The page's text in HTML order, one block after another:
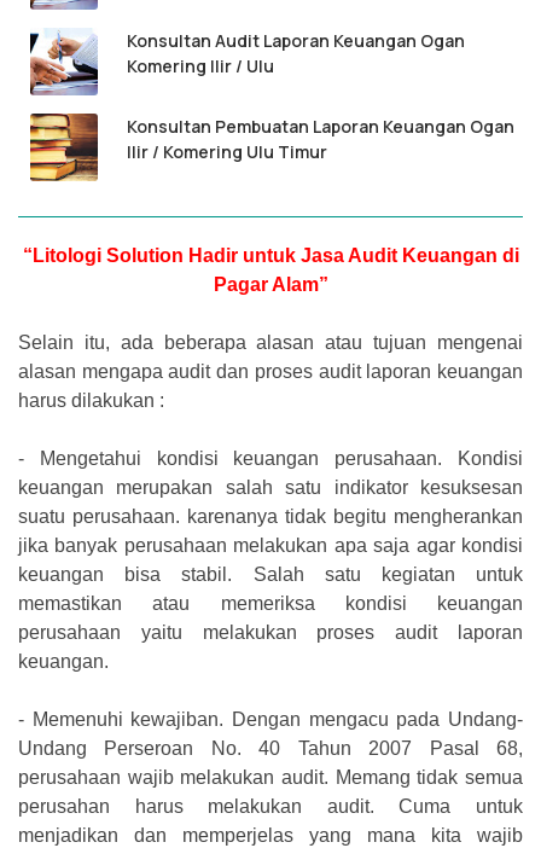
Konsultan Audit Laporan Keuangan Ogan
Komering Ilir / Ulu
Konsultan Pembuatan Laporan Keuangan Ogan
Ilir / Komering Ulu Timur
“Litologi Solution Hadir untuk Jasa Audit Keuangan di
Pagar Alam”
Selain itu, ada beberapa alasan atau tujuan mengenai
alasan mengapa audit dan proses audit laporan keuangan
harus dilakukan :
-
Mengetahui kondisi keuangan perusahaan. Kondisi
keuangan merupakan salah satu indikator kesuksesan
suatu perusahaan. karenanya tidak begitu mengherankan
jika banyak perusahaan melakukan apa saja agar kondisi
keuangan bisa stabil. Salah satu kegiatan untuk
memastikan atau memeriksa kondisi keuangan
perusahaan yaitu melakukan proses audit laporan
keuangan.
- Memenuhi kewajiban. Dengan mengacu pada Undang-
Undang Perseroan No. 40 Tahun 2007 Pasal 68,
perusahaan wajib melakukan audit. Memang tidak semua
perusahan harus melakukan audit. Cuma untuk
menjadikan dan memperjelas yang mana kita wajib